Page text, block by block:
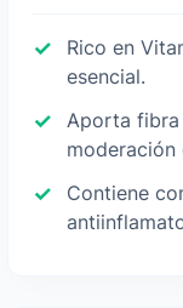
Rico en
esencial.
Aporta fibra
moderación
Contiene